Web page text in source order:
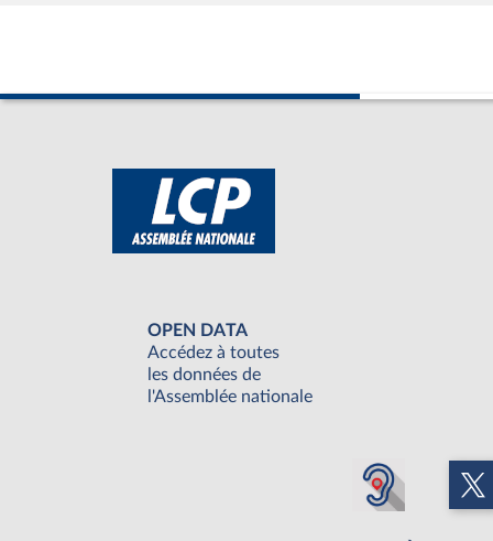
OPEN DATA
Accédez à toutes
les données de
l'Assemblée nationale